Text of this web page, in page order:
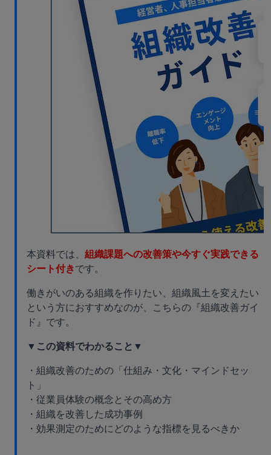
本資料では、 組織課題への改善策や今すぐ実践できる
シート付き です。
働きがいのある組織を作りたい、組織風土を変えたい
という方におすすめなのが、こちらの『組織改善ガイ
ド』です。
▼この資料でわかること▼
・組織改善のための「仕組み・文化・マインドセッ
ト」
・従業員体験の概念とその高め方
・組織を改善した成功事例
・効果測定のためにどのような指標を見るべきか